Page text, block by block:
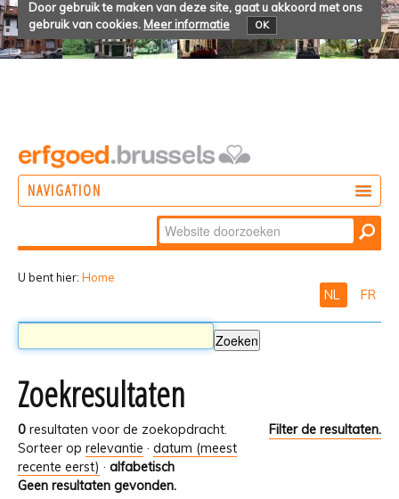
Door gebruik te maken van deze site, gaat u akkoord met ons
gebruik van cookies. Meer informatie OK
NAVIGATION
Zoek
Geavanceerd
U bent hier: Home
NL FR
Zoekresultaten
0 resultaten voor de zoekopdracht.
Filter de resultaten.
Sorteer op relevantie · datum (meest
recente eerst) · alfabetisch
Geen resultaten gevonden.